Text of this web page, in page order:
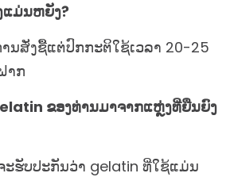
ແມ່ນຫຍັງ?
ນສັ່ງຊື້ແຕ່ປົກກະຕິໃຊ້ເວລາ 20-25
າກ
ຂອງທ່ານມາຈາກແຫຼ່ງທີ່ຍືນຍົງ
ະຮັບປະກັນວ່າ gelatin ທີ່ໃຊ້ແມ່ນ